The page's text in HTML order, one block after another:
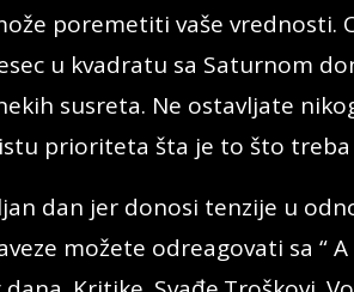
poremetiti vaše vrednosti.
u kvadratu sa Saturnom
susreta. Ne ostavljate
prioriteta šta je to što treba
dan jer donosi tenzije u
možete odreagovati sa “